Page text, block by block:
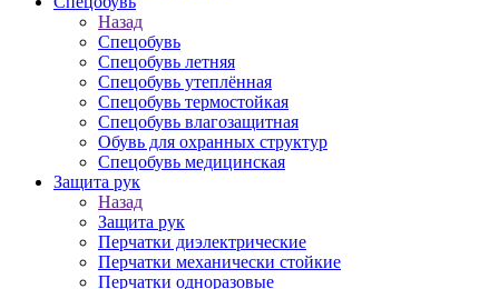
Назад
Спецобувь
Спецобувь летняя
Спецобувь утеплённая
Спецобувь термостойкая
Спецобувь влагозащитная
Обувь для охранных структур
Спецобувь медицинская
Защита рук
Назад
Защита рук
Перчатки диэлектрические
Перчатки механически стойкие
Перчатки одноразовые